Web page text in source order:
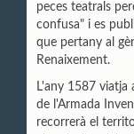
peces teatrals
confusa" i es
que pertany al
Renaixement.
L'any 1587 viatja
de l'Armada
recorrerà el